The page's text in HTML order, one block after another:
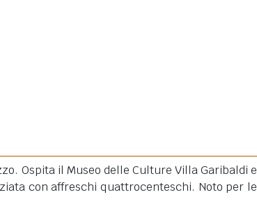
Ospita il Museo delle Culture Villa Garibaldi e
con affreschi quattrocenteschi. Noto per le